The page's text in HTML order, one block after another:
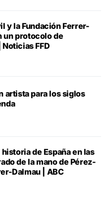
y la Fundación Ferrer-
un protocolo de
FFD
artista para los siglos
de España en las
de la mano de Pérez-
Dalmau | ABC